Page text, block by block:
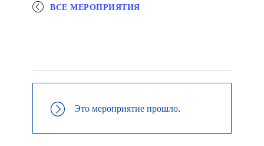
ВСЕ МЕРОПРИЯТИЯ
Это мероприятие прошло.